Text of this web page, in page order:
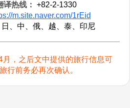
热线： +82-2-1330
m.site.naver.com/1rEid
、中、俄、越、泰、印尼
，之后文中提供的旅行信息可
行前务必再次确认。